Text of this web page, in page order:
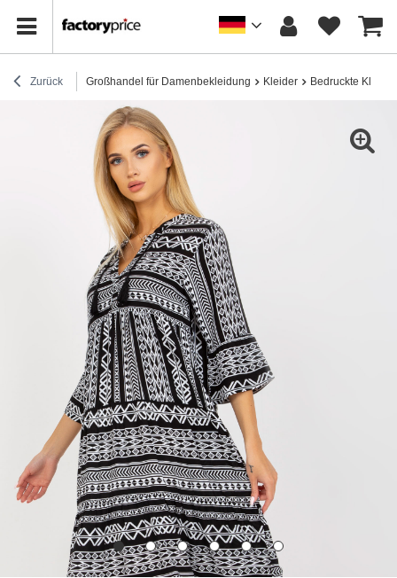
Zurück Großhandel für Damenbekleidung Kleider Bedruckte Kleider